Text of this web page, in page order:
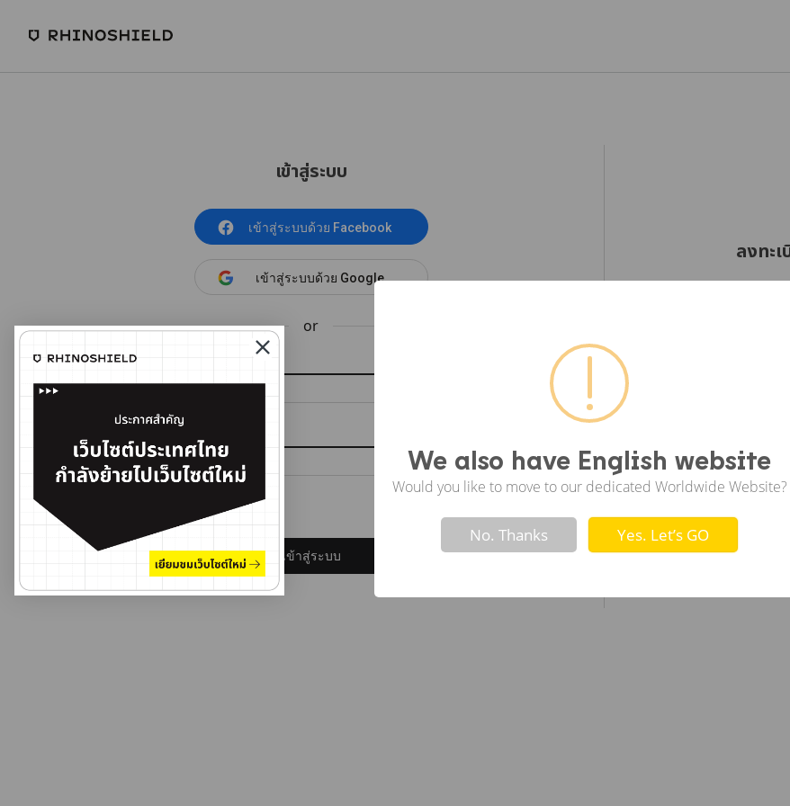
We also have English website
Would you like to move to our dedicated Worldwide Website?
! Not valid!
No. Thanks Yes. Let’s GO
เข้าสู่ระบบ
เข้าสู่ระบบด้วย Facebook
เข้าสู่ระบบด้วย Google
or
อีเมล
รหัสผ่าน
ลงทะ
ออกเฉียงใต้ตั้ง
โปรดลงทะเบีย
ได้อย่างต่อเนื่อ
หากต้องการตร